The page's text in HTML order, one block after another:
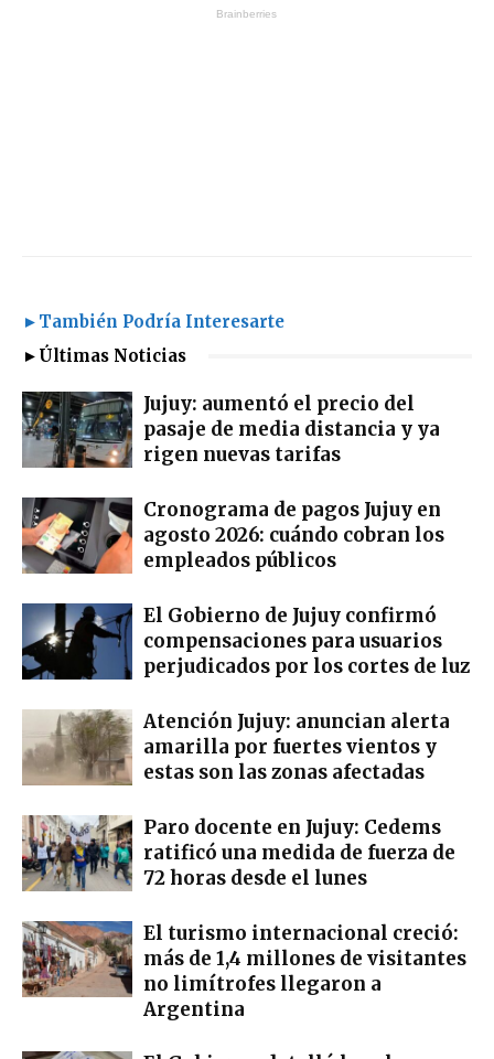
►También Podría Interesarte
►Últimas Noticias
Jujuy: aumentó el precio del
pasaje de media distancia y ya
rigen nuevas tarifas
Cronograma de pagos Jujuy en
agosto 2026: cuándo cobran los
empleados públicos
El Gobierno de Jujuy confirmó
compensaciones para usuarios
perjudicados por los cortes de luz
Atención Jujuy: anuncian alerta
amarilla por fuertes vientos y
estas son las zonas afectadas
Paro docente en Jujuy: Cedems
ratificó una medida de fuerza de
72 horas desde el lunes
El turismo internacional creció:
más de 1,4 millones de visitantes
no limítrofes llegaron a
Argentina